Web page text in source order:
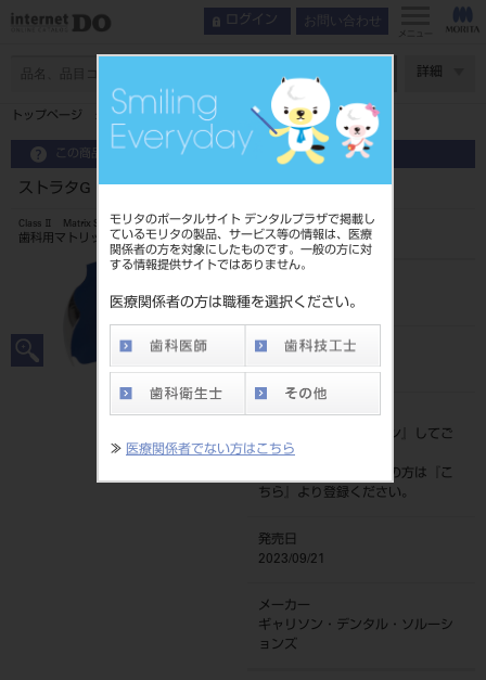
モリタのポータルサイト デンタルプラザで掲載し
ているモリタの製品、サービス等の情報は、医療
関係者の方を対象にしたものです。一般の方に対
する情報提供サイトではありません。
医療関係者の方は職種を選択ください。
≫ 医療関係者でない方はこちら
ログイン お問い合わせ
メニュー
詳細
トップページ ストラタG バンド ラージ SG300-M 50枚入
この商品に関するお問い合わせ
ストラタG バンド ラージ SG300-M 50枚入
Class Ⅱ Matrix System
歯科用マトリックスバンド
206830103300
JAN/EANコード
標準価格
ログイン
』してご
覧ください。
ネット会員登録がまだの方は『
こ
ちら
』より登録ください。
発売日
2023/09/21
メーカー
ギャリソン・デンタル・ソルーシ
ョンズ
インデックス 使用ステップ
使用ステップ
関連動画
ラインナップ